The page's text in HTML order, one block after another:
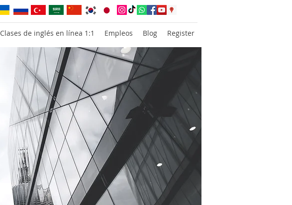
Clases de inglés en línea 1:1 Empleos Blog Register